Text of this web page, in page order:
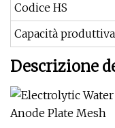
Codice HS
Capacità produttiva
Descrizione